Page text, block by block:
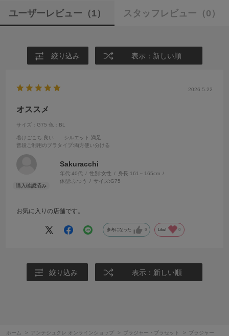
ユーザーレビュー （1） スタッフレビュー （0）
絞り込み 表示：新しい順
2026.5.22
オススメ
サイズ：G75 色：BL
着けごこち:良い シルエット :満足
普段ご利用のブラタイプ :両方使い分ける
Sakuracchi
年代:40代 性別:女性 身長:161～165cm
体型:ふつう サイズ:G75
お気に入りの店舗です。
参考になった 0 Like! 0
絞り込み 表示：新しい順
ホーム > アンテシュクレ オンラインショップ > ブラジャー・ブラセット >
ブラジャー